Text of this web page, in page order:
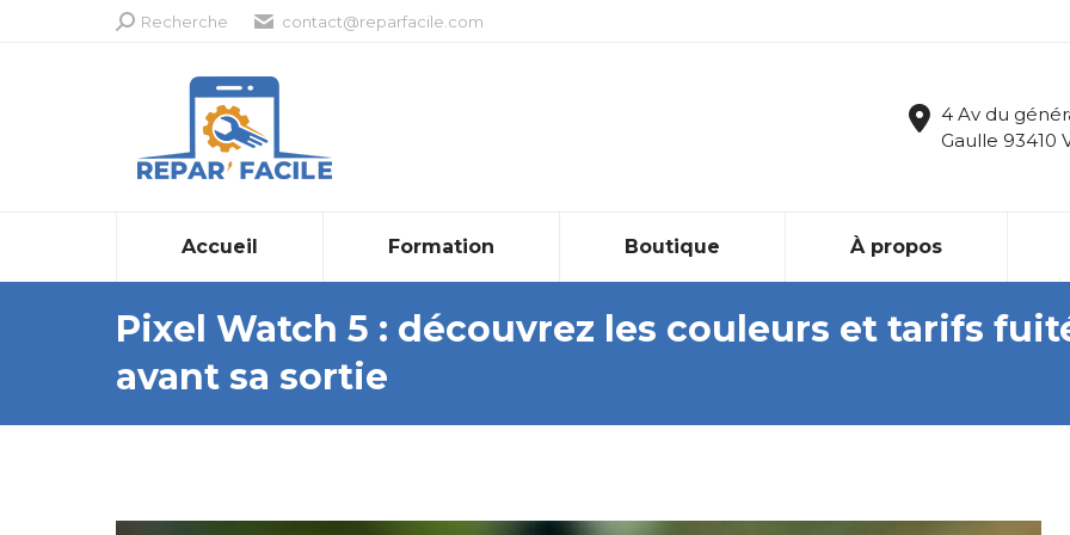
Recherche
Recherche contact@reparfacile.com
4 Av du
Gaulle 93410
Accueil Formation Boutique À propos
Pixel Watch 5 : découvrez les couleurs et tarifs
avant sa sortie